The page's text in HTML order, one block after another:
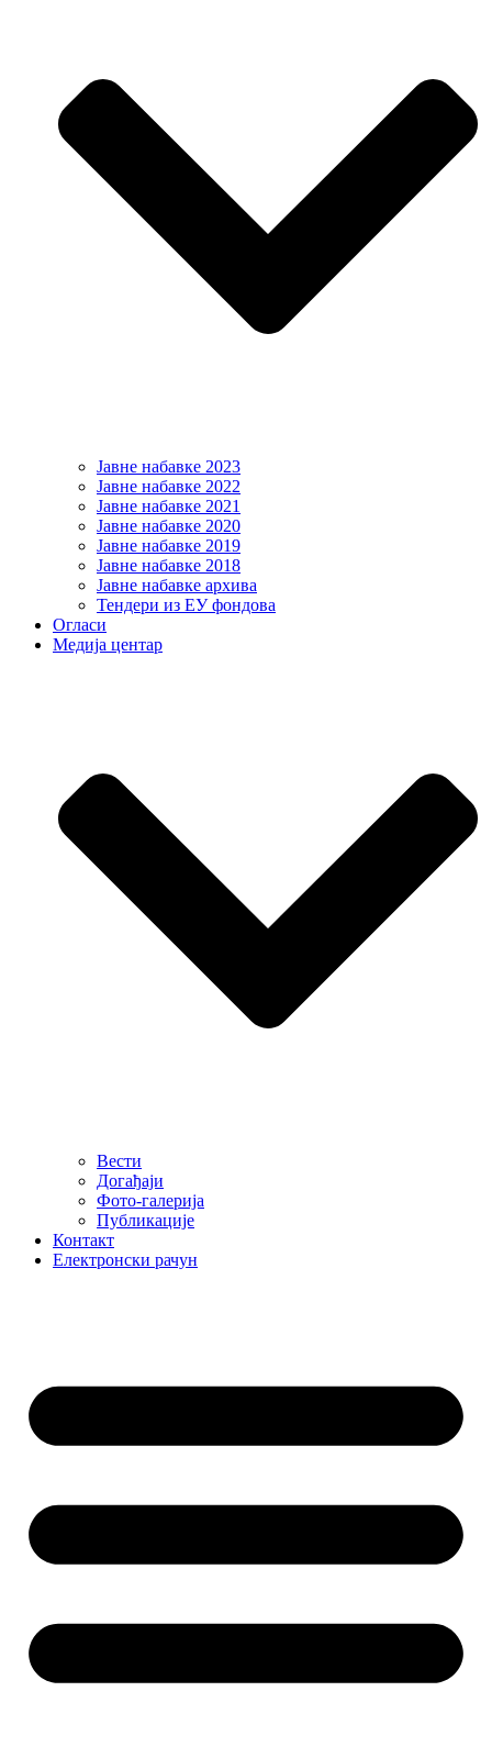
Јавне набавке 2023
Јавне набавке 2022
Јавне набавке 2021
Јавне набавке 2020
Јавне набавке 2019
Јавне набавке 2018
Јавне набавке архива
Тендери из ЕУ фондова
Огласи
Медија центар
Вести
Догађаји
Фото-галерија
Публикације
Контакт
Електронски рачун